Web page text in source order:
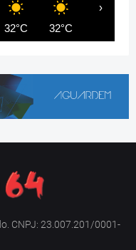
32°C 32°C
›
CNPJ: 23.007.201/0001-